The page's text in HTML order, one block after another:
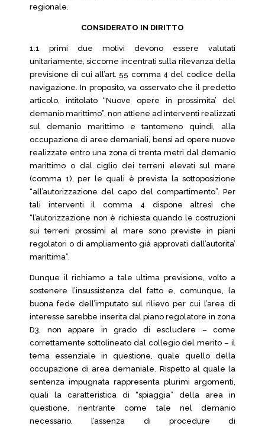
regionale.
CONSIDERATO IN DIRITTO
1.1 primi due motivi devono essere valutati
unitariamente, siccome incentrati sulla rilevanza della
previsione di cui all’art. 55 comma 4 del codice della
navigazione. In proposito, va osservato che il predetto
articolo, intitolato “Nuove opere in prossimita’ del
demanio marittimo”, non attiene ad interventi realizzati
sul demanio marittimo e tantomeno quindi, alla
occupazione di aree demaniali, bensì ad opere nuove
realizzate entro una zona di trenta metri dal demanio
marittimo o dal ciglio dei terreni elevati sul mare
(comma 1), per le quali è prevista la sottoposizione
“all’autorizzazione del capo del compartimento”. Per
tali interventi il comma 4 dispone altresì che
“l’autorizzazione non è richiesta quando le costruzioni
sui terreni prossimi al mare sono previste in piani
regolatori o di ampliamento già approvati dall’autorita’
marittima”.
Dunque il richiamo a tale ultima previsione, volto a
sostenere l’insussistenza del fatto e, comunque, la
buona fede dell’imputato sul rilievo per cui l’area di
interesse sarebbe inserita dal piano regolatore in zona
D3, non appare in grado di escludere – come
correttamente sottolineato dal collegio del merito – il
tema essenziale in questione, quale quello della
occupazione di area demaniale. Rispetto al quale la
sentenza impugnata rappresenta plurimi argomenti,
quali la caratteristica di “spiaggia” della area in
questione, rientrante come tale nel demanio
necessario, l’assenza di procedure di